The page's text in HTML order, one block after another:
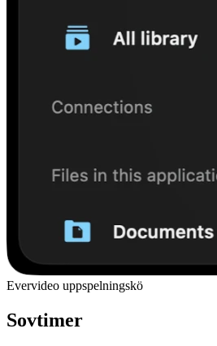
Evervideo uppspelningskö
Sovtimer